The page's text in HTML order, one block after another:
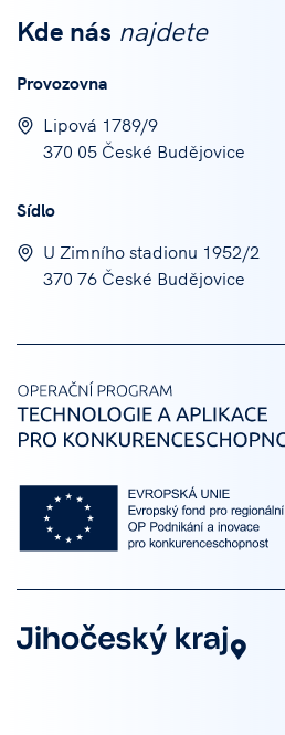
Kde nás najdete
Provozovna
Lipová 1789/9
370 05 České Budějovice
Sídlo
U Zimního stadionu 1952/2
370 76 České Budějovice